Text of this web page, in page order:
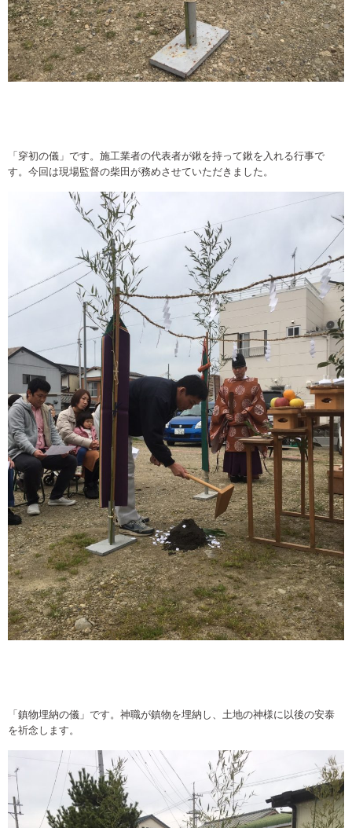
「穿初の儀」です。施工業者の代表者が鍬を持って鍬を入れる行事で
す。今回は現場監督の柴田が務めさせていただきました。
「鎮物埋納の儀」です。神職が鎮物を埋納し、土地の神様に以後の安泰
を祈念します。